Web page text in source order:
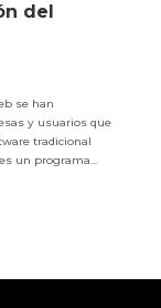
del
se han
y usuarios que
tradicional
un programa...